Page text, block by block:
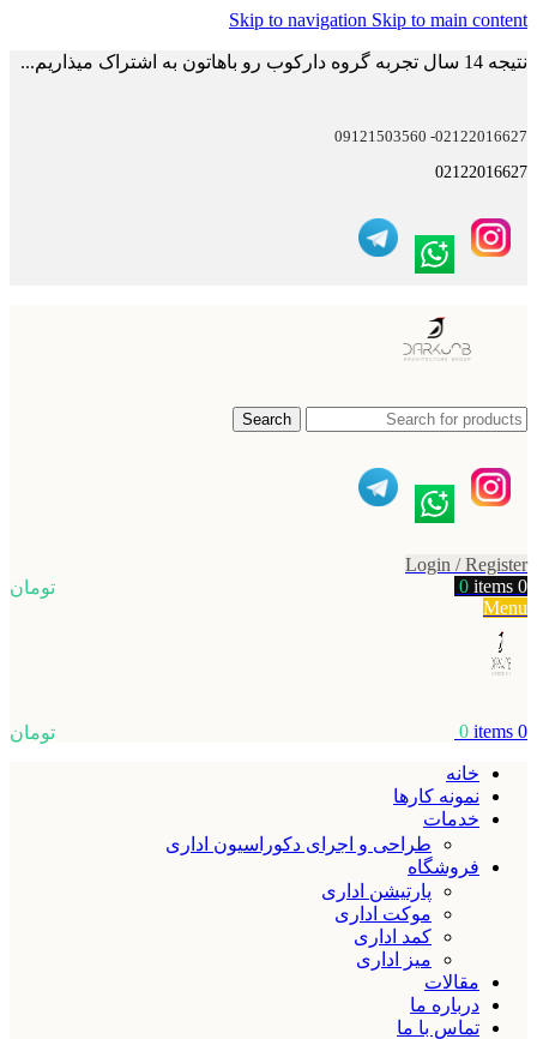
Skip to navigation Skip to main content
نتیجه 14 سال تجربه گروه دارکوب رو باهاتون به اشتراک میذاریم...
02122016627- 09121503560
02122016627
Search
Login / Register
0
items
0
تومان
Menu
0
items
0
تومان
خانه
نمونه کارها
خدمات
طراحی و اجرای دکوراسیون اداری
فروشگاه
پارتیشن اداری
موکت اداری
کمد اداری
میز اداری
مقالات
درباره ما
تماس با ما